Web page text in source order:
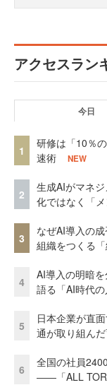
アクセスラン
今日
1
研修は「10％
速術
NEW
2
生成AIがマネ
化ではなく「
3
なぜAI導入の
組織をつくる
4
AI導入の明暗
語る「AI時代の
5
日本企業が直
通が取り組ん
6
全国の社員
――「ALL